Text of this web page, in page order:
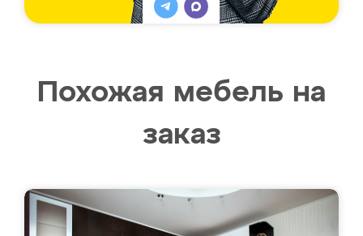
Похожая мебель на
заказ